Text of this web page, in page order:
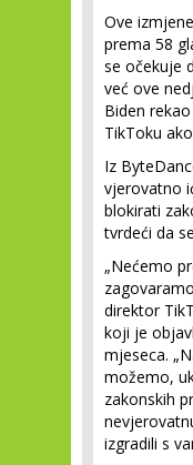
Ove
prema 58
se očekuje
već ove
Biden
TikToku
Iz
vjerovatno
blokirati
tvrdeći da
„Nećemo
direktor
koji je
mjeseca.
možemo,
zakonskih
izgradili s